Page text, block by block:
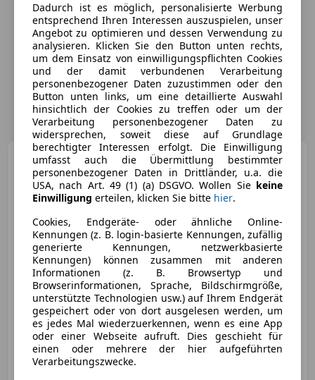
Ford Tourneo Connect
L2 DoKa 5 Sitze+2
Schiebetüren+Kamera+Navi
€ 14 500 1
04/2023 164 000 km Diesel
74 kW (101 PS)
Dadurch ist es möglich, personalisierte Werbung
entsprechend Ihren Interessen auszuspielen, unser
Angebot zu optimieren und dessen Verwendung zu
analysieren. Klicken Sie den Button unten rechts,
um dem Einsatz von einwilligungspflichten Cookies
und der damit verbundenen Verarbeitung
personenbezogener Daten zuzustimmen oder den
Button unten links, um eine detaillierte Auswahl
hinsichtlich der Cookies zu treffen oder um der
Verarbeitung personenbezogener Daten zu
widersprechen, soweit diese auf Grundlage
berechtigter Interessen erfolgt. Die Einwilligung
umfasst auch die Übermittlung bestimmter
personenbezogener Daten in Drittländer, u.a. die
USA, nach Art. 49 (1) (a) DSGVO. Wollen Sie keine
Einwilligung erteilen, klicken Sie bitte hier.
Cookies, Endgeräte- oder ähnliche Online-
Kennungen (z. B. login-basierte Kennungen, zufällig
generierte Kennungen, netzwerkbasierte
Kennungen) können zusammen mit anderen
Informationen (z. B. Browsertyp und
Browserinformationen, Sprache, Bildschirmgröße,
unterstützte Technologien usw.) auf Ihrem Endgerät
gespeichert oder von dort ausgelesen werden, um
es jedes Mal wiederzuerkennen, wenn es eine App
oder einer Webseite aufruft. Dies geschieht für
einen oder mehrere der hier aufgeführten
Verarbeitungszwecke.